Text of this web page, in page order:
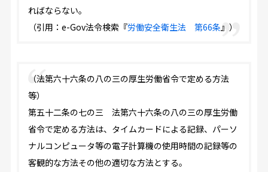
ればならない。
（引用：e-Gov法令検索『労働安全衛生法 第66条 』）
（法第六十六条の八の三の厚生労働省令で定める方法
等）
第五十二条の七の三 法第六十六条の八の三の厚生労働
省令で定める方法は、タイムカードによる記録、パーソ
ナルコンピュータ等の電子計算機の使用時間の記録等の
客観的な方法その他の適切な方法とする。